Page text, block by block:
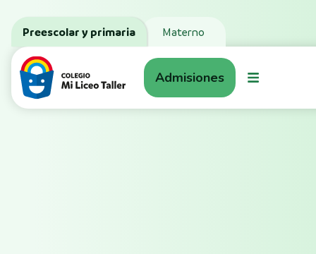
Preescolar y primaria Materno
Admisiones